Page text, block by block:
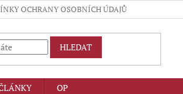
OCHRANY OSOBNÍCH ÚDAJŮ
HLEDAT
OP